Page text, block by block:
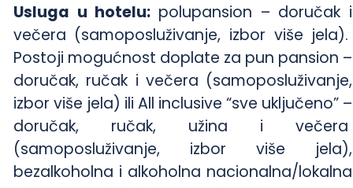
Usluga u hotelu: polupansion – doručak i
večera (samoposluživanje, izbor više jela).
Postoji mogućnost doplate za pun pansion –
doručak, ručak i večera (samoposluživanje,
izbor više jela) ili All inclusive “sve uključeno” –
doručak, ručak, užina i večera
(samoposluživanje, izbor više jela),
bezalkoholna i alkoholna nacionalna/lokalna